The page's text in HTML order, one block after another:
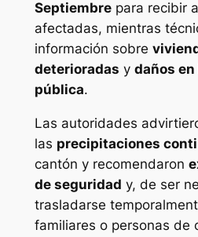
Septiembrepara recibir
afectadas, mientras
información sobre
deterioradas y daños
pública.
Las autoridades
las precipitaciones
cantón y recomendaron
de seguridad y, de ser
trasladarse
familiares o personas de